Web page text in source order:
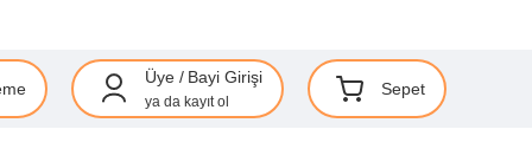
Üye / Bayi Girişi
ya da kayıt ol
Sepet